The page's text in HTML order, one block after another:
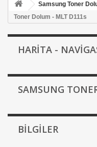
Samsung Toner
Toner Dolum - MLT D111s
HARİTA -
SAMSUNG
BILGILER